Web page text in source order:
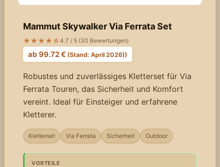
Mammut Skywalker Via Ferrata Set
★★★★☆4.7 / 5 (30 Bewertungen)
ab 99.72 € (Stand: April 2026))
Robustes und zuverlässiges Kletterset für Via
Ferrata Touren, das Sicherheit und Komfort
vereint. Ideal für Einsteiger und erfahrene
Kletterer.
Kletterset Via Ferrata Sicherheit Outdoor
VORTEILE